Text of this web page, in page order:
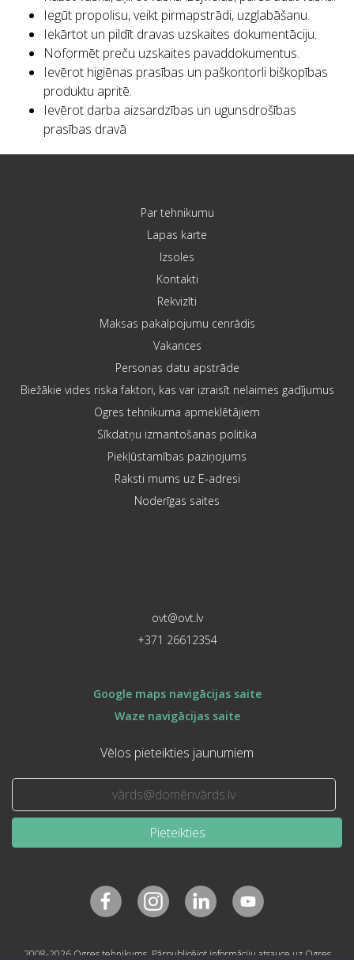
Iegūt propolisu, veikt pirmapstrādi, uzglabāšanu.
Iekārtot un pildīt dravas uzskaites dokumentāciju.
Noformēt preču uzskaites pavaddokumentus.
Ievērot higiēnas prasības un paškontorli biškopības
produktu apritē.
Ievērot darba aizsardzības un ugunsdrošības
prasības dravā
Par tehnikumu
Lapas karte
Izsoles
Kontakti
Rekvizīti
Maksas pakalpojumu cenrādis
Vakances
Personas datu apstrāde
Biežākie vides riska faktori, kas var izraisīt nelaimes gadījumus
Ogres tehnikuma apmeklētājiem
Sīkdatņu izmantošanas politika
Piekļūstamības paziņojums
Raksti mums uz E-adresi
Noderīgas saites
ovt@ovt.lv
+371 26612354
Google maps navigācijas saite
Waze navigācijas saite
Vēlos pieteikties jaunumiem
Pieteikties
2008-2026 Ogres tehnikums. Pārpublicējot informāciju atsauce uz Ogres